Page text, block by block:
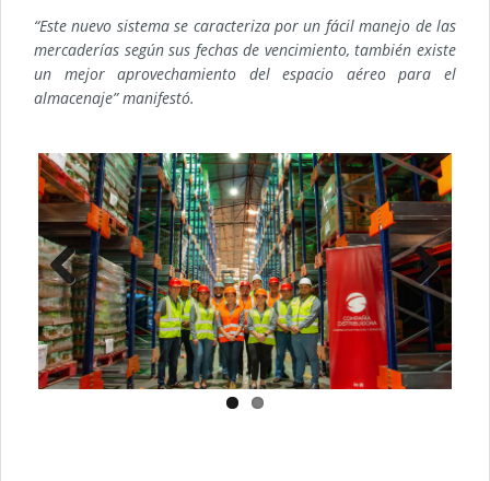
“Este nuevo sistema se caracteriza por un fácil manejo de las
mercaderías según sus fechas de vencimiento, también existe
un mejor aprovechamiento del espacio aéreo para el
almacenaje” manifestó.
Previ
ous
Next